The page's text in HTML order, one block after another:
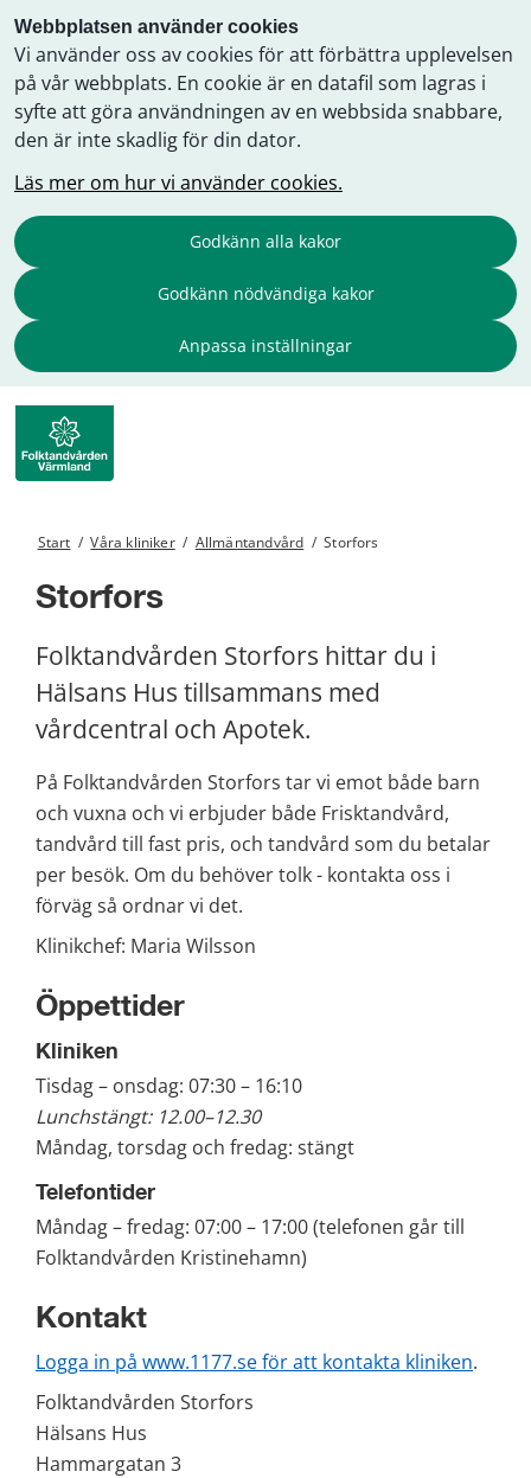
Webbplatsen använder cookies
Vi använder oss av cookies för att förbättra upplevelsen
på vår webbplats. En cookie är en datafil som lagras i
syfte att göra användningen av en webbsida snabbare,
den är inte skadlig för din dator.
Läs mer om hur vi använder cookies.
Godkänn alla kakor
Godkänn nödvändiga kakor
Anpassa inställningar
Start / Våra kliniker / Allmäntandvård / Storfors
Storfors
Folktandvården Storfors hittar du i
Hälsans Hus tillsammans med
vårdcentral och Apotek.
På Folktandvården Storfors tar vi emot både barn
och vuxna och vi erbjuder både Frisktandvård,
tandvård till fast pris, och tandvård som du betalar
per besök. Om du behöver tolk - kontakta oss i
förväg så ordnar vi det.
Klinikchef: Maria Wilsson
Öppettider
Kliniken
Tisdag – onsdag: 07:30 – 16:10
Lunchstängt: 12.00–12.30
Måndag, torsdag och fredag: stängt
Telefontider
Måndag – fredag: 07:00 – 17:00 (telefonen går till
Folktandvården Kristinehamn)
Kontakt
Logga in på www.1177.se för att kontakta kliniken.
Folktandvården Storfors
Hälsans Hus
Hammargatan 3